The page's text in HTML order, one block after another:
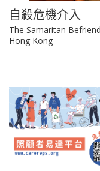
自殺危機介入
The Samaritan
Hong Kong